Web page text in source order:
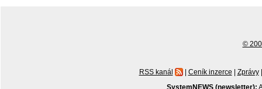
©
RSS kanál | Ceník inzerce | Zprávy |
SystemNEWS (newsletter):